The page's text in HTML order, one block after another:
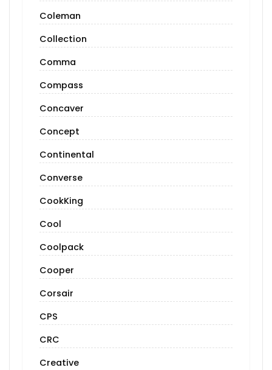
Coleman
Collection
Comma
Compass
Concaver
Concept
Continental
Converse
CookKing
Cool
Coolpack
Cooper
Corsair
CPS
CRC
Creative